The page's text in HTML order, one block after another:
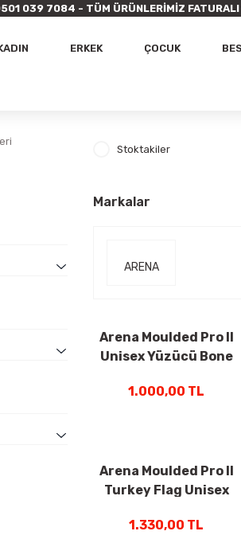
7084 - TÜM ÜRÜNLERİMİZ FATURALI
ERKEK ÇOCUK
Stoktakiler
Markalar
ARENA
Arena Moulded Pro II
Unisex Yüzücü Bone
1.000,00 TL
Arena Moulded Pro II
Turkey Flag Unisex
008109500
1.330,00 TL